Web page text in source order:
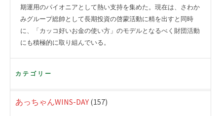
期運用のパイオニアとして熱い支持を集めた。現在は、さわか
みグループ総帥として長期投資の啓蒙活動に精を出すと同時
に、「カッコ好いお金の使い方」のモデルとなるべく財団活動
にも積極的に取り組んでいる。
カテゴリー
あっちゃんWINS-DAY (157)